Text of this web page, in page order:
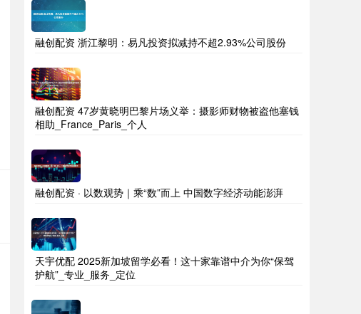
融创配资 浙江黎明：易凡投资拟减持不超2.93%公司股份
融创配资 47岁黄晓明巴黎片场义举：摄影师财物被盗他塞钱
相助_France_Paris_个人
融创配资 · 以数观势｜乘“数”而上 中国数字经济动能澎湃
天宇优配 2025新加坡留学必看！这十家靠谱中介为你“保驾
护航”_专业_服务_定位